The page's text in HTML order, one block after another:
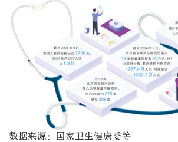
数据来源：国家卫生健康委等